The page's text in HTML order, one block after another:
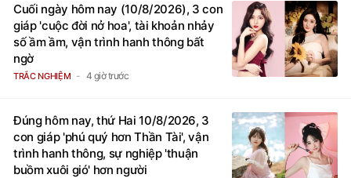
Cuối ngày hôm nay (10/8/2026), 3 con
giáp 'cuộc đời nở hoa', tài khoản nhảy
số ầm ầm, vận trình hanh thông bất
ngờ
TRẮC NGHIỆM 4 giờ trước
Đúng hôm nay, thứ Hai 10/8/2026, 3
con giáp 'phú quý hơn Thần Tài', vận
trình hanh thông, sự nghiệp 'thuận
buồm xuôi gió' hơn người